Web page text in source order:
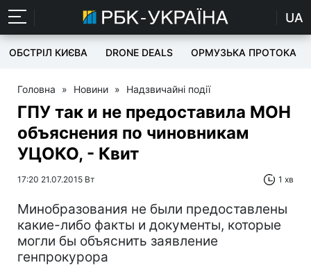
UA
ОБСТРІЛ КИЄВА DRONE DEALS ОРМУЗЬКА ПРОТОКА
Головна » Новини » Надзвичайні події
ГПУ так и не предоставила МОН
объяснения по чиновникам
УЦОКО, - Квит
17:20 21.07.2015 Вт 1 хв
Минобразования не были предоставлены
какие-либо факты и документы, которые
могли бы объяснить заявление
генпрокурора